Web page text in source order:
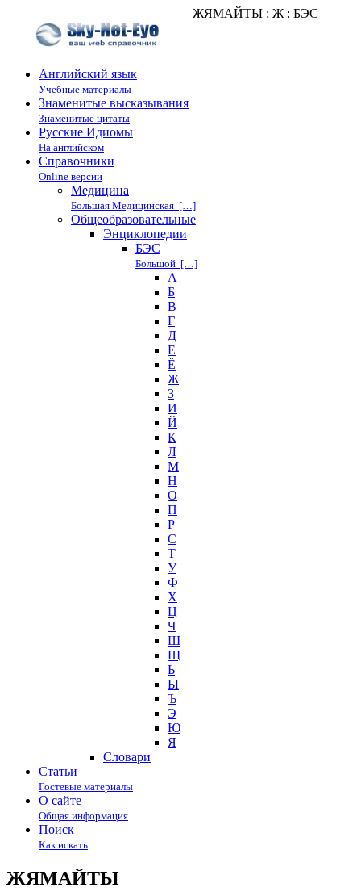
ЖЯМАЙТЫ : Ж : БЭС
Английский язык
Учебные материалы
Знаменитые высказывания
Знаменитые цитаты
Русские Идиомы
На английском
Справочники
Online версии
Медицина
Большая Медицинская […]
Общеобразовательные
Энциклопедии
БЭС
Большой […]
А
Б
В
Г
Д
Е
Ё
Ж
З
И
Й
К
Л
М
Н
О
П
Р
С
Т
У
Ф
Х
Ц
Ч
Ш
Щ
Ь
Ы
Ъ
Э
Ю
Я
Cловари
Статьи
Гостевые материалы
О сайте
Общая информация
Поиск
Как искать
ЖЯМАЙТЫ